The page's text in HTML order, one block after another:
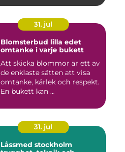
31. jul
Blomsterbud lilla edet
omtanke i varje bukett
Att skicka blommor är ett av
de enklaste sätten att visa
omtanke, kärlek och respekt.
En bukett kan ...
31. jul
Låssmed stockholm